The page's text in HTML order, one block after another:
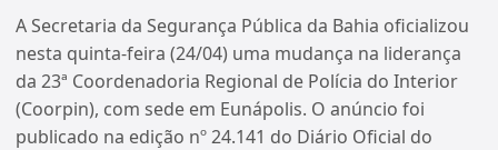
A Secretaria da Segurança Pública da Bahia oficializou
nesta quinta-feira (24/04) uma mudança na liderança
da 23ª Coordenadoria Regional de Polícia do Interior
(Coorpin), com sede em Eunápolis. O anúncio foi
publicado na edição nº 24.141 do Diário Oficial do